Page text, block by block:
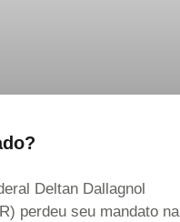
Deltan Dallagnol
perdeu seu mandato na